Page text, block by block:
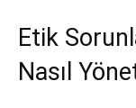
Etik
Nasıl